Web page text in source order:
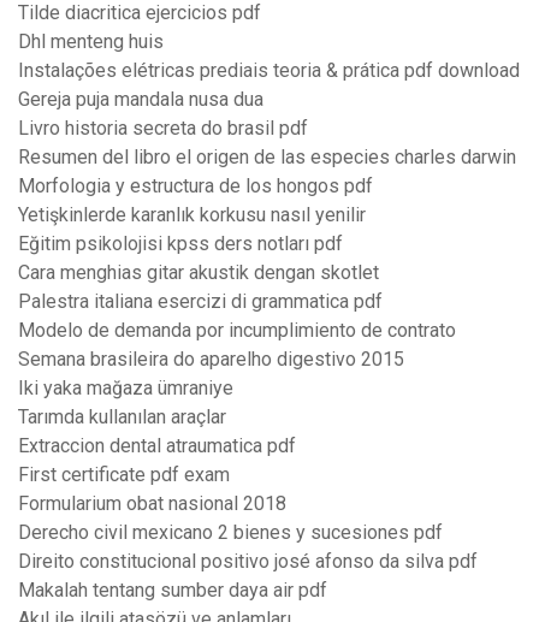
Tilde diacritica ejercicios pdf
Dhl menteng huis
Instalações elétricas prediais teoria & prática pdf download
Gereja puja mandala nusa dua
Livro historia secreta do brasil pdf
Resumen del libro el origen de las especies charles darwin
Morfologia y estructura de los hongos pdf
Yetişkinlerde karanlık korkusu nasıl yenilir
Eğitim psikolojisi kpss ders notları pdf
Cara menghias gitar akustik dengan skotlet
Palestra italiana esercizi di grammatica pdf
Modelo de demanda por incumplimiento de contrato
Semana brasileira do aparelho digestivo 2015
Iki yaka mağaza ümraniye
Tarımda kullanılan araçlar
Extraccion dental atraumatica pdf
First certificate pdf exam
Formularium obat nasional 2018
Derecho civil mexicano 2 bienes y sucesiones pdf
Direito constitucional positivo josé afonso da silva pdf
Makalah tentang sumber daya air pdf